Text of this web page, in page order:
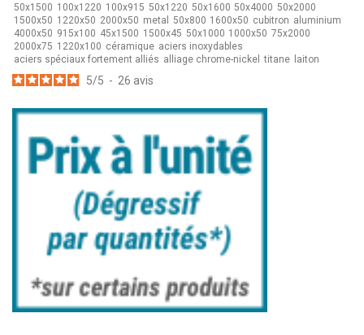
50x1500 100x1220 100x915 50x1220 50x1600 50x4000 50x2000
1500x50 1220x50 2000x50 metal 50x800 1600x50 cubitron aluminium
4000x50 915x100 45x1500 1500x45 50x1000 1000x50 75x2000
2000x75 1220x100 céramique aciers inoxydables
aciers spéciaux fortement alliés alliage chrome-nickel titane laiton
5/5 - 26 avis